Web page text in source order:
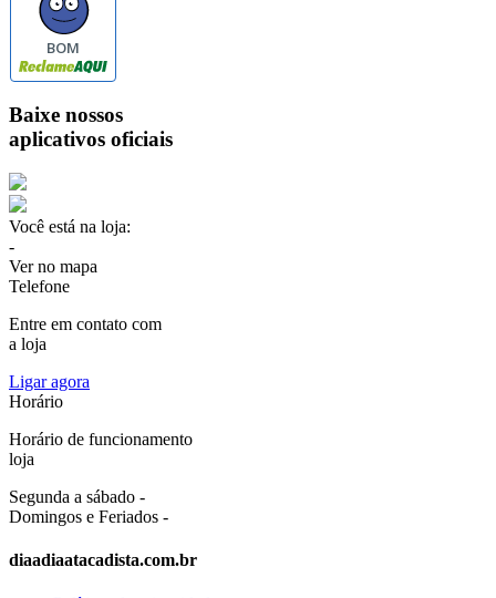
BOM
Baixe nossos
aplicativos oficiais
Você está na loja:
-
Ver no mapa
Telefone
Entre em contato com
a loja
Ligar agora
Horário
Horário de funcionamento
loja
Segunda a sábado -
Domingos e Feriados -
diaadiaatacadista.com.br